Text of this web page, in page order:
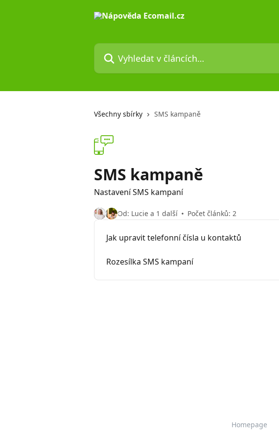
Vyhledat v článcích…
Všechny sbírky SMS kampaně
SMS kampaně
Nastavení SMS kampaní
Od: Lucie a 1 další Počet článků: 2
Jak upravit telefonní čísla u kontaktů
Rozesílka SMS kampaní
Homepage